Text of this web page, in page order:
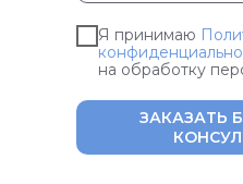
Я принимаю
на обработку
ЗАКАЗАТЬ